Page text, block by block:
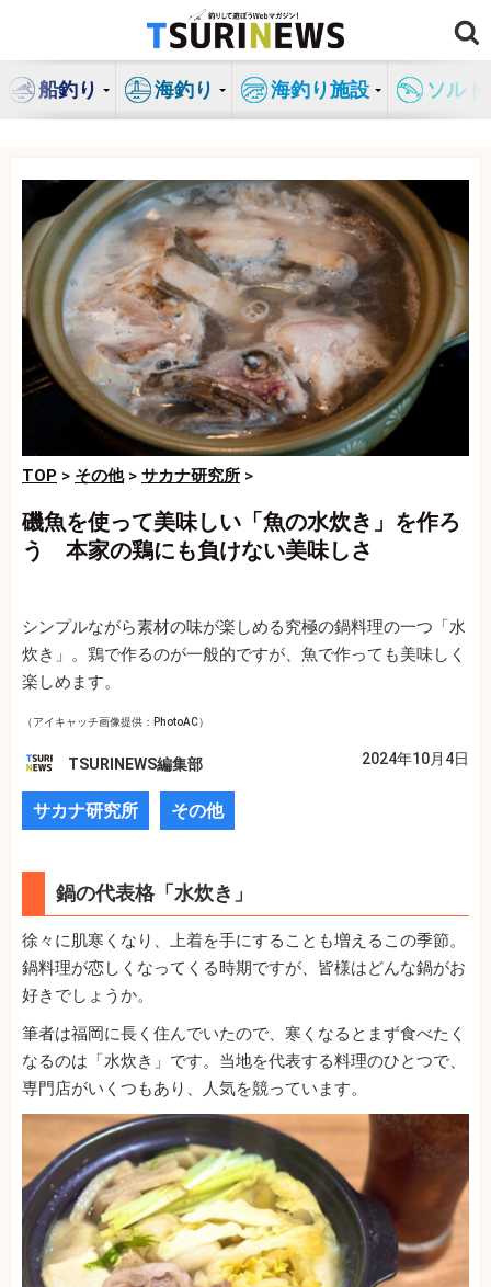
ン
船釣り 海釣り 海釣り施設 ソル
TOP > その他> サカナ研究所 >
磯魚を使って美味しい「魚の水炊き」を作ろ
う 本家の鶏にも負けない美味しさ
シンプルながら素材の味が楽しめる究極の鍋料理の一つ「水
炊き」。鶏で作るのが一般的ですが、魚で作っても美味しく
楽しめます。
（アイキャッチ画像提供：PhotoAC）
TSURINEWS編集部 2024年10月4日
サカナ研究所 その他
鍋の代表格「水炊き」
徐々に肌寒くなり、上着を手にすることも増えるこの季節。
鍋料理が恋しくなってくる時期ですが、皆様はどんな鍋がお
好きでしょうか。
筆者は福岡に長く住んでいたので、寒くなるとまず食べたく
なるのは「水炊き」です。当地を代表する料理のひとつで、
専門店がいくつもあり、人気を競っています。